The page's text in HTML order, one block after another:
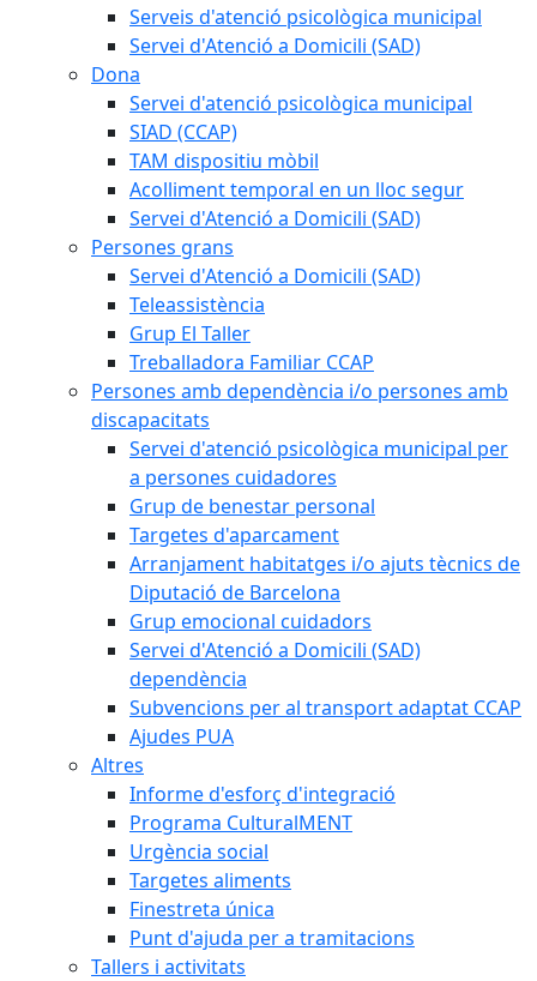
Serveis d'atenció psicològica municipal
Servei d'Atenció a Domicili (SAD)
Dona
Servei d'atenció psicològica municipal
SIAD (CCAP)
TAM dispositiu mòbil
Acolliment temporal en un lloc segur
Servei d'Atenció a Domicili (SAD)
Persones grans
Servei d'Atenció a Domicili (SAD)
Teleassistència
Grup El Taller
Treballadora Familiar CCAP
Persones amb dependència i/o persones amb
discapacitats
Servei d'atenció psicològica municipal per
a persones cuidadores
Grup de benestar personal
Targetes d'aparcament
Arranjament habitatges i/o ajuts tècnics de
Diputació de Barcelona
Grup emocional cuidadors
Servei d'Atenció a Domicili (SAD)
dependència
Subvencions per al transport adaptat CCAP
Ajudes PUA
Altres
Informe d'esforç d'integració
Programa CulturalMENT
Urgència social
Targetes aliments
Finestreta única
Punt d'ajuda per a tramitacions
Tallers i activitats